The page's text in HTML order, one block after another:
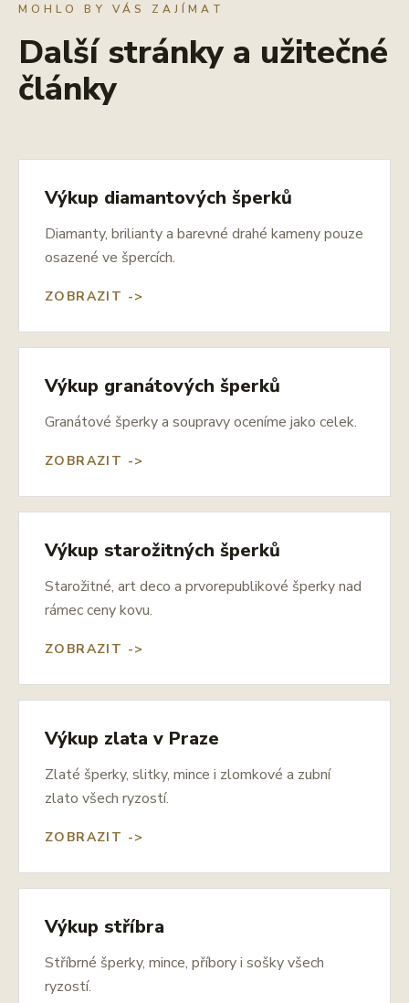
MOHLO BY VÁS ZAJÍMAT
Další stránky a užitečné
články
Výkup diamantových šperků
Diamanty, brilianty a barevné drahé kameny pouze
osazené ve špercích.
ZOBRAZIT ->
Výkup granátových šperků
Granátové šperky a soupravy oceníme jako celek.
ZOBRAZIT ->
Výkup starožitných šperků
Starožitné, art deco a prvorepublikové šperky nad
rámec ceny kovu.
ZOBRAZIT ->
Výkup zlata v Praze
Zlaté šperky, slitky, mince i zlomkové a zubní
zlato všech ryzostí.
ZOBRAZIT ->
Výkup stříbra
Stříbrné šperky, mince, příbory i sošky všech
ryzostí.